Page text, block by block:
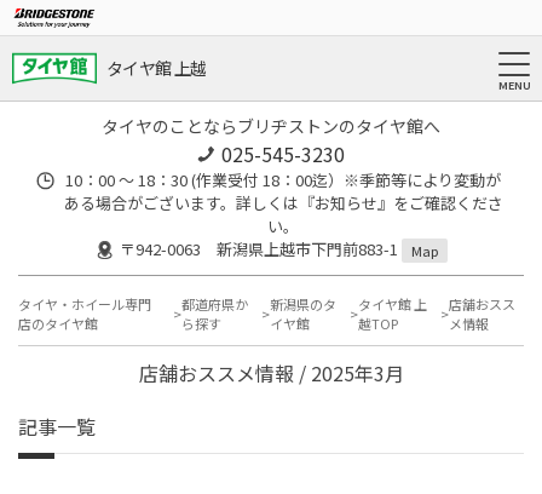
タイヤ館 上越
タイヤのことならブリヂストンのタイヤ館へ
025-545-3230
10：00 ～ 18：30 (作業受付 18：00迄）※季節等により変動が
ある場合がございます。詳しくは『お知らせ』をご確認くださ
い。
〒942-0063 新潟県上越市下門前883-1
Map
タイヤ・ホイール専門
店のタイヤ館
都道府県か
ら探す
新潟県のタ
イヤ館
タイヤ館 上
越TOP
店舗おスス
メ情報
店舗おススメ情報 / 2025年3月
記事一覧